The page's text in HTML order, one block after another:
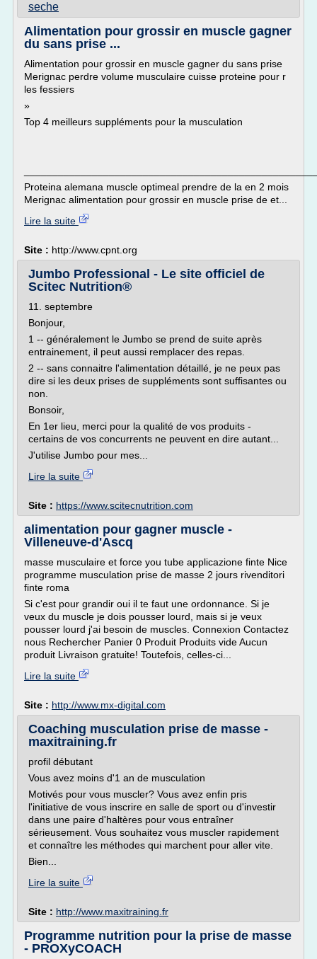
seche
Alimentation pour grossir en muscle gagner
du sans prise ...
Alimentation pour grossir en muscle gagner du sans prise
Merignac perdre volume musculaire cuisse proteine pour r
les fessiers
»
Top 4 meilleurs suppléments pour la musculation
Proteina alemana muscle optimeal prendre de la en 2 mois
Merignac alimentation pour grossir en muscle prise de et...
Lire la suite
Site : http://www.cpnt.org
Jumbo Professional - Le site officiel de
Scitec Nutrition®
11. septembre
Bonjour,
1 -- généralement le Jumbo se prend de suite après
entrainement, il peut aussi remplacer des repas.
2 -- sans connaitre l'alimentation détaillé, je ne peux pas
dire si les deux prises de suppléments sont suffisantes ou
non.
Bonsoir,
En 1er lieu, merci pour la qualité de vos produits -
certains de vos concurrents ne peuvent en dire autant...
J'utilise Jumbo pour mes...
Lire la suite
Site : https://www.scitecnutrition.com
alimentation pour gagner muscle -
Villeneuve-d'Ascq
masse musculaire et force you tube applicazione finte Nice
programme musculation prise de masse 2 jours rivenditori
finte roma
Si c'est pour grandir oui il te faut une ordonnance. Si je
veux du muscle je dois pousser lourd, mais si je veux
pousser lourd j'ai besoin de muscles. Connexion Contactez
nous Rechercher Panier 0 Produit Produits vide Aucun
produit Livraison gratuite! Toutefois, celles-ci...
Lire la suite
Site : http://www.mx-digital.com
Coaching musculation prise de masse -
maxitraining.fr
profil débutant
Vous avez moins d'1 an de musculation
Motivés pour vous muscler? Vous avez enfin pris
l'initiative de vous inscrire en salle de sport ou d'investir
dans une paire d'haltères pour vous entraîner
sérieusement. Vous souhaitez vous muscler rapidement
et connaître les méthodes qui marchent pour aller vite.
Bien...
Lire la suite
Site : http://www.maxitraining.fr
Programme nutrition pour la prise de masse
- PROXyCOACH